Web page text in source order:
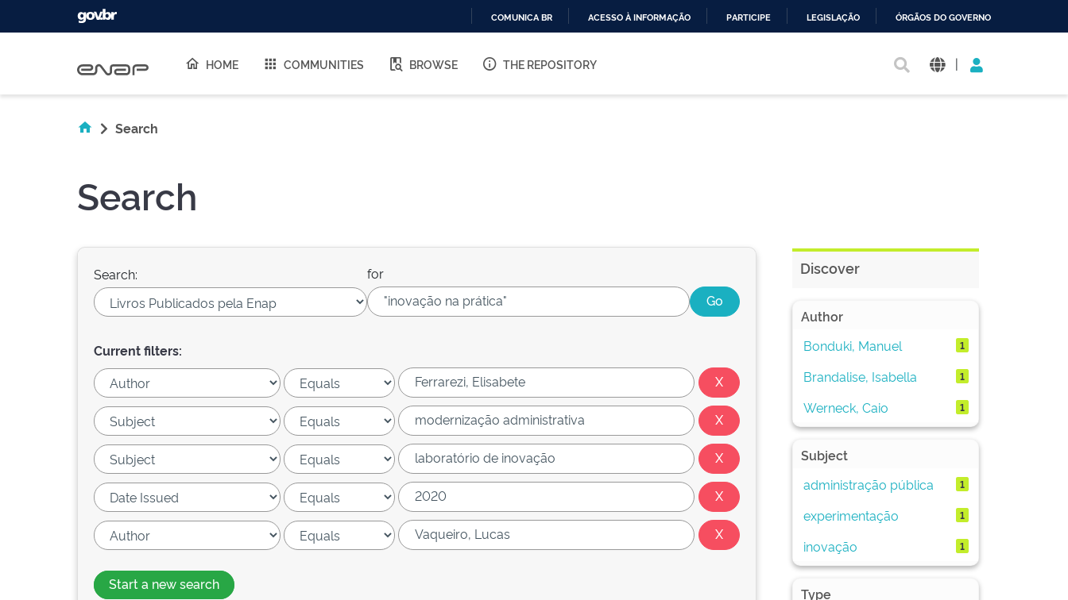
O
COMUNICA BR ACESSO À INFORMAÇÃO PARTICIPE LEGISLAÇÃO ÓRGÃOS DO GOVERNO
HOME COMMUNITIES BROWSE THE REPOSITORY |
Search
Search
Search: for
Current filters:
Start a new search
Discover
Author
Bonduki, Manuel
1
Brandalise, Isabella 1
Werneck, Caio 1
Subject
administração pública
1
experimentação 1
inovação 1
Type